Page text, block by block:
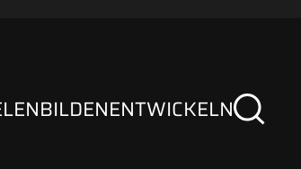
BILDENENTWICKELN